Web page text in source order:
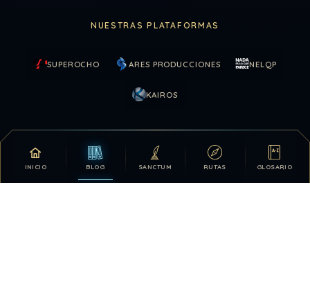
INICIO BLOG SANCTUM RUTAS GLOSARIO
NUESTRAS PLATAFORMAS
SUPEROCHO ARES PRODUCCIONES NELQP
KAIROS
Tu apoyo hace posible que DDLA siga creciendo.